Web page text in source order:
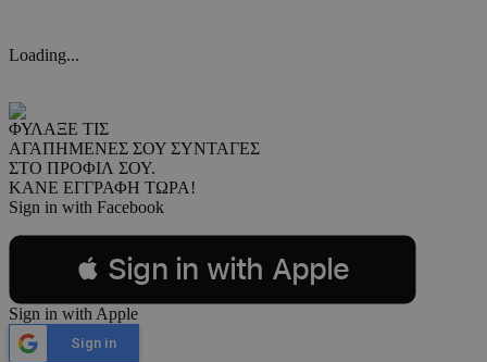
Loading...
ΦΥΛΑΞΕ ΤΙΣ
ΑΓΑΠΗΜΕΝΕΣ ΣΟΥ ΣΥΝΤΑΓΕΣ
ΣΤΟ ΠΡΟΦΙΛ ΣΟΥ.
ΚΑΝΕ ΕΓΓΡΑΦΗ ΤΩΡΑ!
Sign in with Facebook
 Sign in with Apple
Sign in with Apple
Sign in